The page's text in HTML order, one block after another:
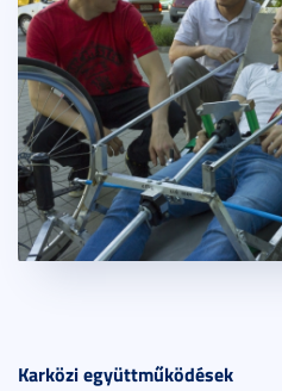
Karközi együttműködések